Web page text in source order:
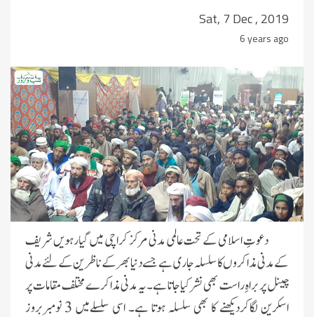
Sat, 7 Dec , 2019
6 years ago
دعوتِ اسلامی کے تحتعالمی مدنی مرکز کراچی میں گیارہویں شریف
کے مدنی مذاکروں کا سلسلہ جاری ہے جسے دنیا بھر کے ناظرین کے لئے مدنی
چینل پر براہِ راست بھی نشر کیا جاتا ہے۔یہ مدنی مذاکرے مختلف مقامات پر
اسکرین لگاکردیکھنے کا بھی سلسلہ ہوتا ہے۔ اسی سلسلےمیں
3 نومبربروز